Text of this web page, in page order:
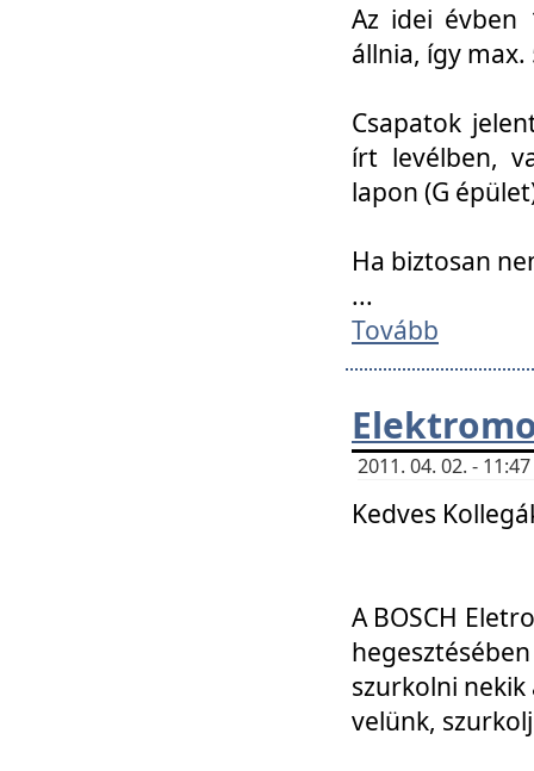
Az idei évben
állnia, így
Csapatok
írt levélben,
lapon (G
Ha biztosan
...
Tovább
2011. 04. 02. -
Kedves
A BOSCH
szurkolni
velünk,